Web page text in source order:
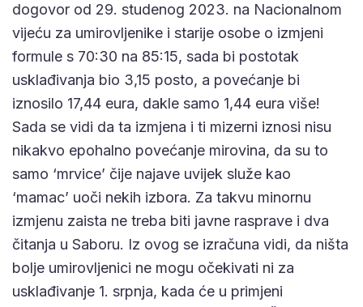
dogovor od 29. studenog 2023. na Nacionalnom
vijeću za umirovljenike i starije osobe o izmjeni
formule s 70:30 na 85:15, sada bi postotak
usklađivanja bio 3,15 posto, a povećanje bi
iznosilo 17,44 eura, dakle samo 1,44 eura više!
Sada se vidi da ta izmjena i ti mizerni iznosi nisu
nikakvo epohalno povećanje mirovina, da su to
samo ‘mrvice’ čije najave uvijek služe kao
‘mamac’ uoči nekih izbora. Za takvu minornu
izmjenu zaista ne treba biti javne rasprave i dva
čitanja u Saboru. Iz ovog se izračuna vidi, da ništa
bolje umirovljenici ne mogu očekivati ni za
usklađivanje 1. srpnja, kada će u primjeni